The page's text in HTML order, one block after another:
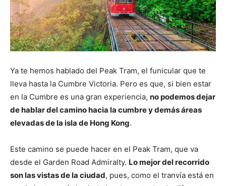
Ya te hemos hablado del Peak Tram, el funicular que te
lleva hasta la Cumbre Victoria. Pero es que, si bien estar
en la Cumbre es una gran experiencia, no podemos dejar
de hablar del camino hacia la cumbre y demás áreas
elevadas de la isla de Hong Kong.
Este camino se puede hacer en el Peak Tram, que va
desde el Garden Road Admiralty. Lo mejor del recorrido
son las vistas de la ciudad, pues, como el tranvía está en